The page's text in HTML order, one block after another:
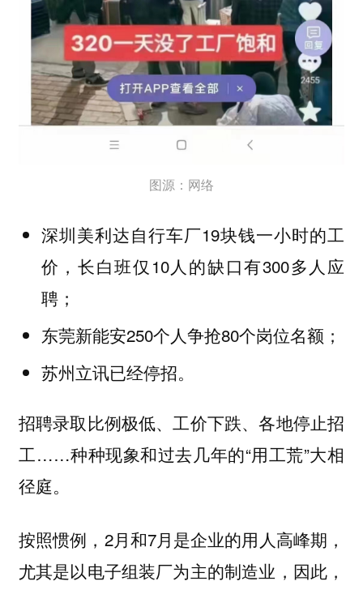
图源：网络
深圳美利达自行车厂19块钱一小时的工
价，长白班仅10人的缺口有300多人应
聘；
东莞新能安250个人争抢80个岗位名额；
苏州立讯已经停招。
招聘录取比例极低、工价下跌、各地停止招
工……种种现象和过去几年的“用工荒”大相
径庭。
按照惯例，2月和7月是企业的用人高峰期，
尤其是以电子组装厂为主的制造业，因此，